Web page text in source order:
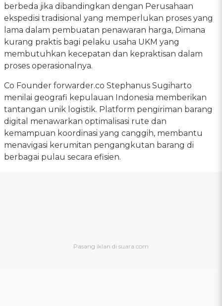
berbeda jika dibandingkan dengan Perusahaan
ekspedisi tradisional yang memperlukan proses yang
lama dalam pembuatan penawaran harga, Dimana
kurang praktis bagi pelaku usaha UKM yang
membutuhkan kecepatan dan kepraktisan dalam
proses operasionalnya.
Co Founder forwarder.co Stephanus Sugiharto
menilai geografi kepulauan Indonesia memberikan
tantangan unik logistik. Platform pengiriman barang
digital menawarkan optimalisasi rute dan
kemampuan koordinasi yang canggih, membantu
menavigasi kerumitan pengangkutan barang di
berbagai pulau secara efisien.